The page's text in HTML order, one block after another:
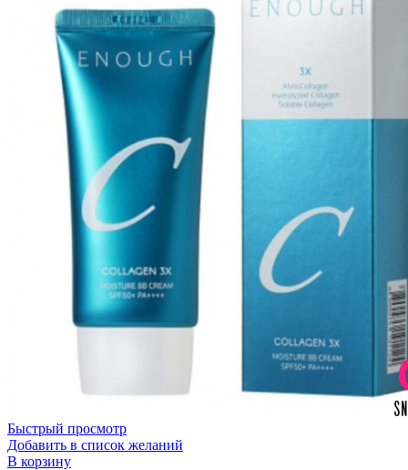
Быстрый просмотр
Добавить в список желаний
В корзину